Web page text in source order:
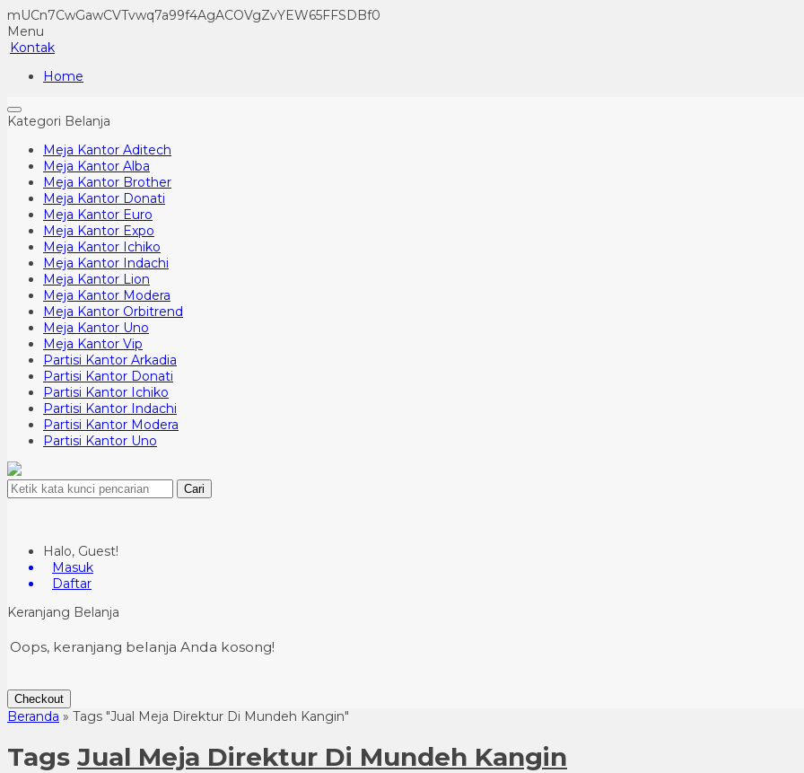
mUCn7CwGawCVTvwq7a99f4AgACOVgZvYEW65FFSDBf0
Menu
Kontak
Home
Kategori Belanja
Meja Kantor Aditech
Meja Kantor Alba
Meja Kantor Brother
Meja Kantor Donati
Meja Kantor Euro
Meja Kantor Expo
Meja Kantor Ichiko
Meja Kantor Indachi
Meja Kantor Lion
Meja Kantor Modera
Meja Kantor Orbitrend
Meja Kantor Uno
Meja Kantor Vip
Partisi Kantor Arkadia
Partisi Kantor Donati
Partisi Kantor Ichiko
Partisi Kantor Indachi
Partisi Kantor Modera
Partisi Kantor Uno
Cari
Halo, Guest!
Masuk
Daftar
Keranjang Belanja
Oops, keranjang belanja Anda kosong!
Checkout
Beranda » Tags "Jual Meja Direktur Di Mundeh Kangin"
Tags Jual Meja Direktur Di Mundeh Kangin